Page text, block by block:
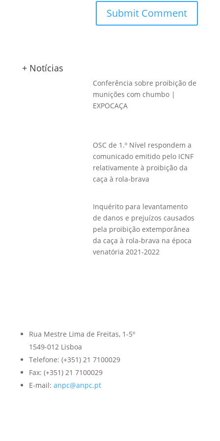
+ Notícias
Conferência sobre proibição de
munições com chumbo |
EXPOCAÇA
OSC de 1.º Nível respondem a
comunicado emitido pelo ICNF
relativamente à proibição da
caça à rola-brava
Inquérito para levantamento
de danos e prejuízos causados
pela proibição extemporânea
da caça à rola-brava na época
venatória 2021-2022
Rua Mestre Lima de Freitas, 1-5º
1549-012 Lisboa
Telefone: (+351) 21 7100029
Fax: (+351) 21 7100029
E-mail: anpc@anpc.pt